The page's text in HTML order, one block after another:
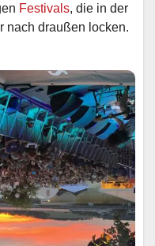
Festivals, die in der
nach draußen locken.